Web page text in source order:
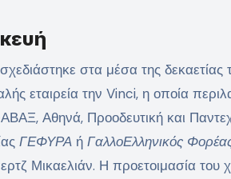
στα μέσα της
εταιρεία την Vinci, η οποία
Αθηνά, Προοδευτική και
ΓΕΦΥΡΑ ή ΓαλλοΕλληνικός
Μικαελιάν. Η προετοιμασία του